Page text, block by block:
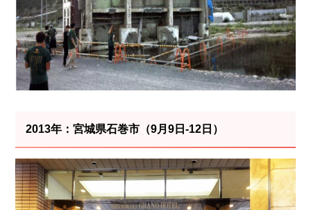
2013年：宮城県石巻市（9月9日-12日）